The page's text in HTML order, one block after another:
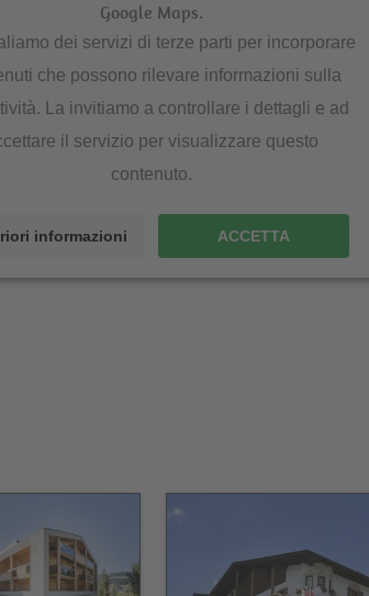
Google Maps.
dei servizi di terze parti per incorporare
che possono rilevare informazioni sulla
La invitiamo a controllare i dettagli e ad
il servizio per visualizzare questo
contenuto.
informazioni ACCETTA